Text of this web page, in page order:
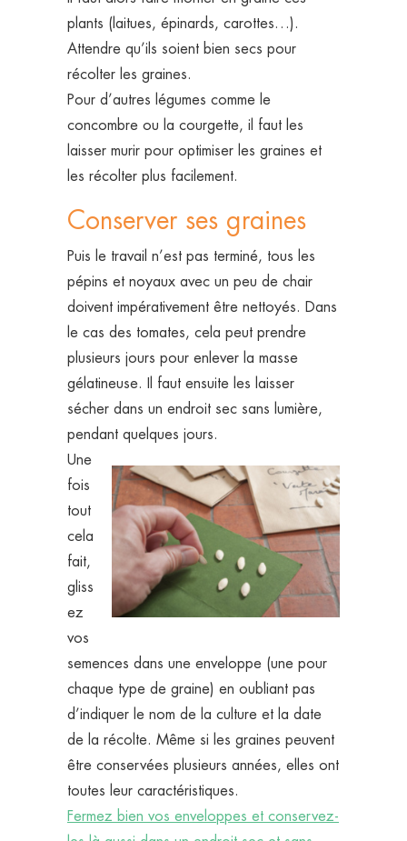
plants (laitues, épinards, carottes…).
Attendre qu’ils soient bien secs pour
récolter les graines.
Pour d’autres légumes comme le
concombre ou la courgette, il faut les
laisser murir pour optimiser les graines et
les récolter plus facilement.
Conserver ses graines
Puis le travail n’est pas terminé, tous les
pépins et noyaux avec un peu de chair
doivent impérativement être nettoyés. Dans
le cas des tomates, cela peut prendre
plusieurs jours pour enlever la masse
gélatineuse. Il faut ensuite les laisser
sécher dans un endroit sec sans lumière,
pendant quelques jours.
Une
fois
tout
cela
fait,
gliss
ez
vos
semences dans une enveloppe (une pour
chaque type de graine) en oubliant pas
d’indiquer le nom de la culture et la date
de la récolte. Même si les graines peuvent
être conservées plusieurs années, elles ont
toutes leur caractéristiques.
Fermez bien vos enveloppes et conservez-